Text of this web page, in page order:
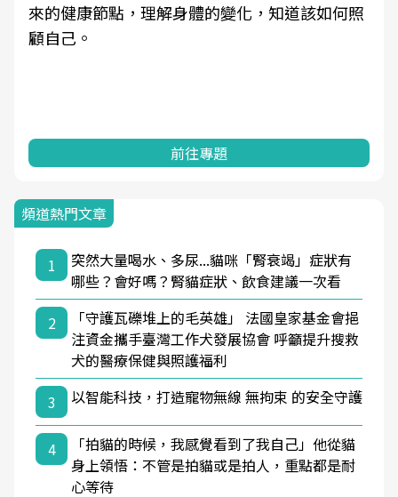
來的健康節點，理解身體的變化，知道該如何照
顧自己。
前往專題
頻道熱門文章
1
突然大量喝水、多尿...貓咪「腎衰竭」症狀有
哪些？會好嗎？腎貓症狀、飲食建議一次看
2
「守護瓦礫堆上的毛英雄」 法國皇家基金會挹
注資金攜手臺灣工作犬發展協會 呼籲提升搜救
犬的醫療保健與照護福利
3
以智能科技，打造寵物無線 無拘束 的安全守護
4
「拍貓的時候，我感覺看到了我自己」他從貓
身上領悟：不管是拍貓或是拍人，重點都是耐
心等待